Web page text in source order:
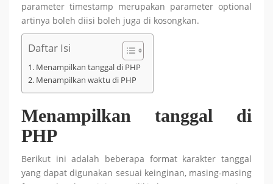
parameter timestamp merupakan parameter optional
artinya boleh diisi boleh juga di kosongkan.
Daftar Isi
Menampilkan tanggal di PHP
Menampilkan waktu di PHP
Menampilkan tanggal di
PHP
Berikut ini adalah beberapa format karakter tanggal
yang dapat digunakan sesuai keinginan, masing-masing